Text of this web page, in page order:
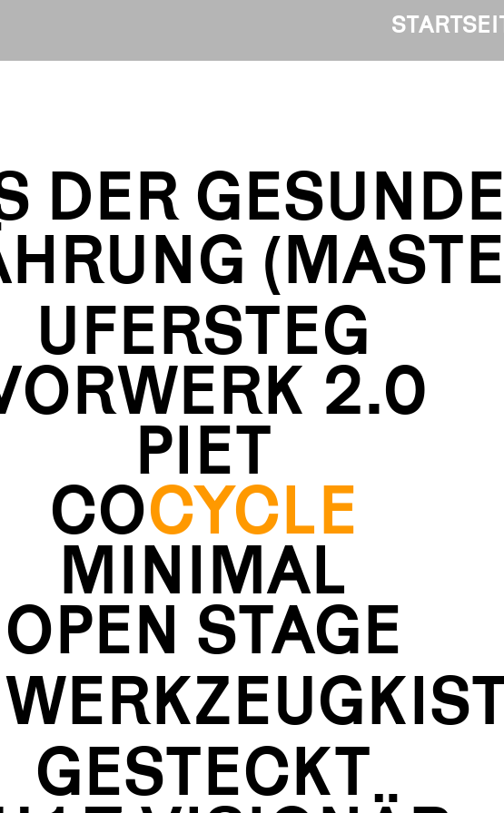
DER
UFERSTEG
2.0
PIET
COCYCLE
MINIMAL
OPEN STAGE
GESTECKT